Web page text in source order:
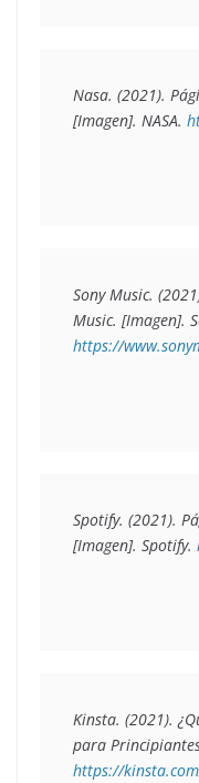
Nasa. (2021).
[Imagen]. NASA.
Sony Music.
Music.
https://
Spotify. (2021).
[Imagen]. Spotify.
Kinsta. (2021).
para
https://